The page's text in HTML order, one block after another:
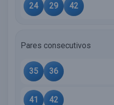
24 29 42
Pares consecutivos
35 36
41 42